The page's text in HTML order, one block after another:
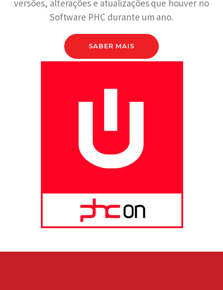
versões, alterações e atualizações que houver no
Software PHC durante um ano.
SABER MAIS